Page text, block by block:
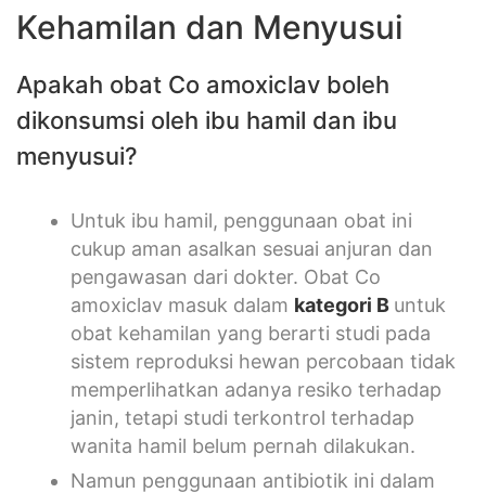
Kehamilan dan Menyusui
Apakah obat Co amoxiclav boleh
dikonsumsi oleh ibu hamil dan ibu
menyusui?
Untuk ibu hamil, penggunaan obat ini
cukup aman asalkan sesuai anjuran dan
pengawasan dari dokter. Obat Co
amoxiclav masuk dalam kategori B untuk
obat kehamilan yang berarti studi pada
sistem reproduksi hewan percobaan tidak
memperlihatkan adanya resiko terhadap
janin, tetapi studi terkontrol terhadap
wanita hamil belum pernah dilakukan.
Namun penggunaan antibiotik ini dalam